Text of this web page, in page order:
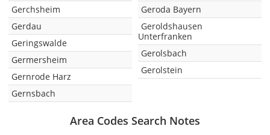
Gerchsheim
Gerdau
Geringswalde
Germersheim
Gernrode Harz
Gernsbach
Geroda Bayern
Geroldshausen
Unterfranken
Gerolsbach
Gerolstein
Area Codes Search Notes